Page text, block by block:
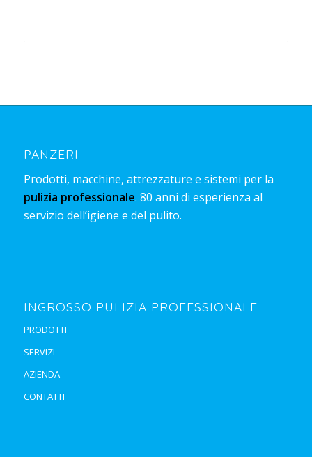
PANZERI
Prodotti, macchine, attrezzature e sistemi per la
pulizia professionale. 80 anni di esperienza al
servizio dell’igiene e del pulito.
INGROSSO PULIZIA PROFESSIONALE
PRODOTTI
SERVIZI
AZIENDA
CONTATTI